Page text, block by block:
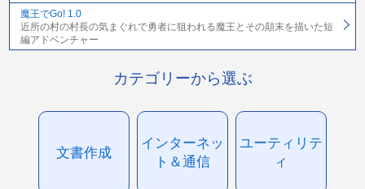
魔王でGo! 1.0
近所の村の村長の気まぐれで勇者に狙われる魔王とその顛末を描いた短
編アドベンチャー
カテゴリーから選ぶ
文書作成
インターネッ
ト＆通信
ユーティリテ
ィ